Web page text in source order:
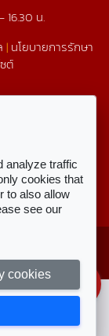
16.30 น.
| นโยบายการรักษา
ต์
ลงชื่อเข้าใช้งาน
analyze traffic
cookies that
to also allow
see our
cookies